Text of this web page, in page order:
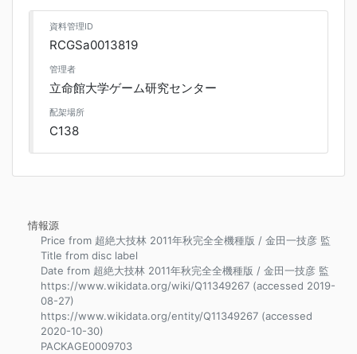
資料管理ID
RCGSa0013819
管理者
立命館大学ゲーム研究センター
配架場所
C138
情報源
Price from 超絶大技林 2011年秋完全全機種版 / 金田一技彦 監
Title from disc label
Date from 超絶大技林 2011年秋完全全機種版 / 金田一技彦 監
https://www.wikidata.org/wiki/Q11349267 (accessed 2019-
08-27)
https://www.wikidata.org/entity/Q11349267 (accessed
2020-10-30)
PACKAGE0009703